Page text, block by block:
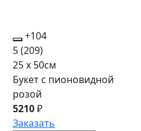
+104
5(209)
25 x 50см
Букет с пионовидной
розой
5210₽
Заказать